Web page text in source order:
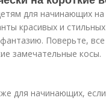
для начинающих
красивых и
Поверьте, все
замечательные косы.
для начинающих,